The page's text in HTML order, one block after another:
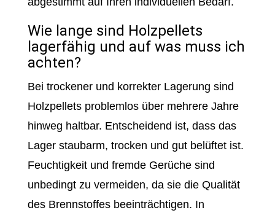
Wie lange sind Holzpellets
lagerfähig und auf was muss ich
achten?
Bei trockener und korrekter Lagerung sind
Holzpellets problemlos über mehrere Jahre
hinweg haltbar. Entscheidend ist, dass das
Lager staubarm, trocken und gut belüftet ist.
Feuchtigkeit und fremde Gerüche sind
unbedingt zu vermeiden, da sie die Qualität
des Brennstoffes beeinträchtigen. In